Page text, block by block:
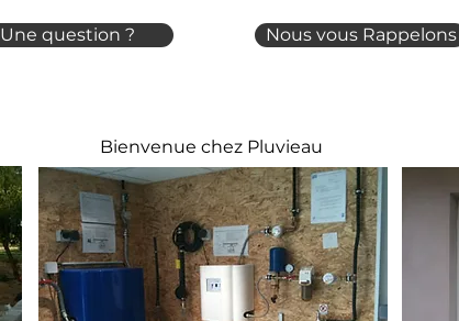
Une question ? Nous vous Rappelons
Bienvenue chez Pluvieau